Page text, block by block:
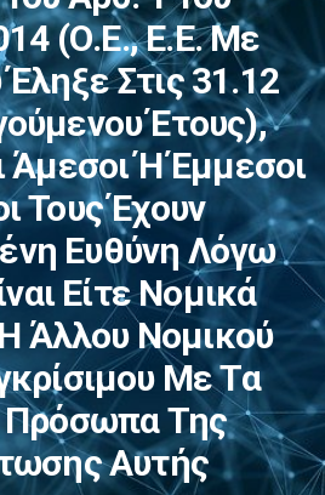
(Ο.Ε., Ε.Ε. Με
Στις 31.12
Έτους),
Άμεσοι Ή Έμμεσοι
Τους Έχουν
Ευθύνη Λόγω
Είτε Νομικά
Άλλου Νομικού
Με Τα
Πρόσωπα Της
Αυτής